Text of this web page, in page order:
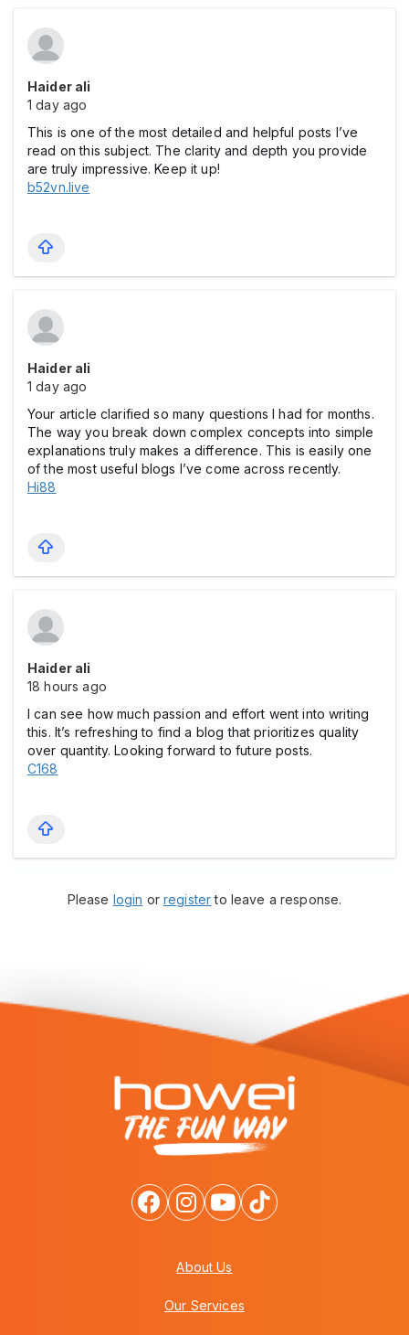
Haider ali
1 day ago
This is one of the most detailed and helpful posts I’ve
read on this subject. The clarity and depth you provide
are truly impressive. Keep it up!
b52vn.live
Haider ali
1 day ago
Your article clarified so many questions I had for months.
The way you break down complex concepts into simple
explanations truly makes a difference. This is easily one
of the most useful blogs I’ve come across recently.
Hi88
Haider ali
18 hours ago
I can see how much passion and effort went into writing
this. It’s refreshing to find a blog that prioritizes quality
over quantity. Looking forward to future posts.
C168
Please login orregisterto leave a response.
About Us
Our Services